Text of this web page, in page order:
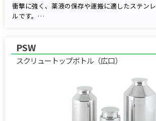
衝撃に強く、薬液の保存や運搬に適したステン
ルです。
ガスケットには耐薬品性に優れた硬質PTFEを採
用環境でも安心してご使用いただけます。
PSW
スクリュートップボトル（広口）